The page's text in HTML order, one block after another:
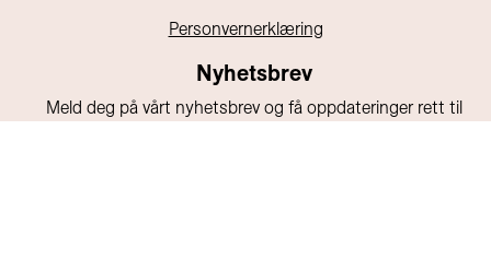
Personvernerklæring
Nyhetsbrev
Meld deg på vårt nyhetsbrev og få oppdateringer rett til